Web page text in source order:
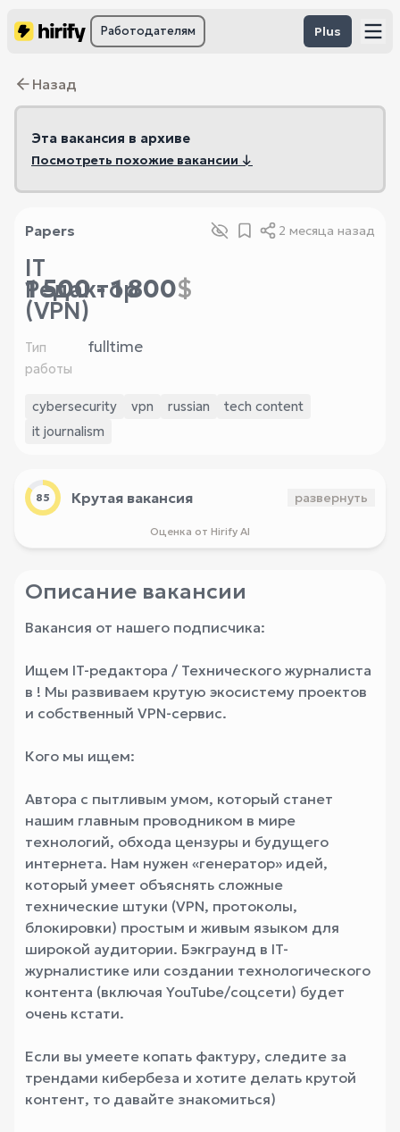
Работодателям Plus
Назад
Эта вакансия в архиве
Посмотреть похожие вакансии ↓
Papers 2 месяца назад
IT
Редактор
(VPN)
1 500 - 1 800$
Тип
работы
fulltime
cybersecurity vpn russian
tech content
it journalism
85 Крутая вакансия развернуть
Оценка от Hirify AI
Описание вакансии
Вакансия от нашего подписчика:
Ищем IT-редактора / Технического журналиста
в ! Мы развиваем крутую экосистему проектов
и собственный VPN-сервис.
Кого мы ищем:
Автора с пытливым умом, который станет
нашим главным проводником в мире
технологий, обхода цензуры и будущего
интернета. Нам нужен «генератор» идей,
который умеет объяснять сложные
технические штуки (VPN, протоколы,
блокировки) простым и живым языком для
широкой аудитории. Бэкграунд в IT-
журналистике или создании технологического
контента (включая YouTube/соцсети) будет
очень кстати.
Если вы умеете копать фактуру, следите за
трендами кибербеза и хотите делать крутой
контент, то давайте знакомиться)